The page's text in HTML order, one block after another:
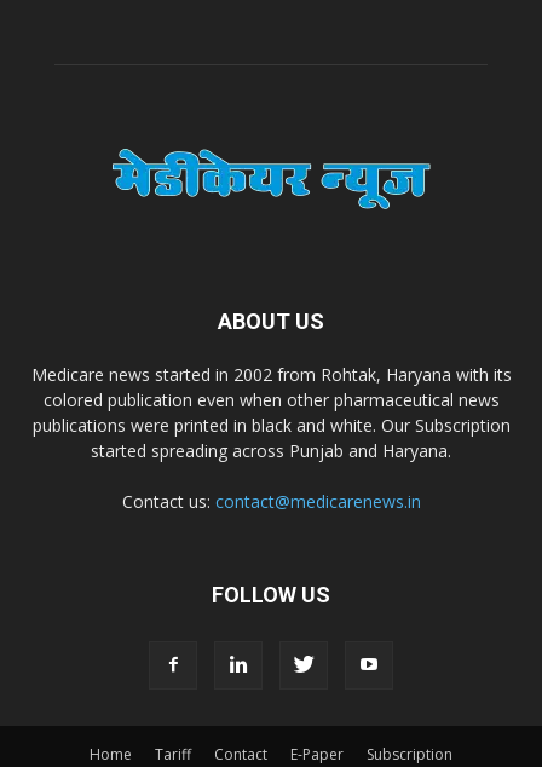
Dr. Madhukar Pharmaceuticals (P) Ltd
Domagk Smith Labs Pvt Ltd
Diya Healthcare Private Limited
Divine Savior Pvt Ltd
ABOUT US
Medicare news started in 2002 from Rohtak, Haryana with its
colored publication even when other pharmaceutical news
publications were printed in black and white. Our Subscription
started spreading across Punjab and Haryana.
Contact us: contact@medicarenews.in
FOLLOW US
Home Tariff Contact E-Paper Subscription